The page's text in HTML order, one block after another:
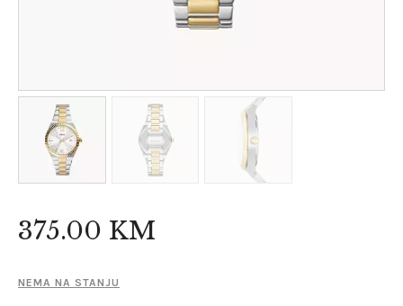
375.00 KM
NEMA NA STANJU